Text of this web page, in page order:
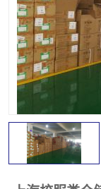
仓储
上海托管仓库